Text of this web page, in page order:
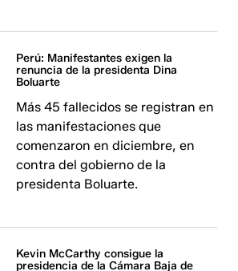
Perú: Manifestantes exigen la
renuncia de la presidenta Dina
Boluarte
Más 45 fallecidos se registran en
las manifestaciones que
comenzaron en diciembre, en
contra del gobierno de la
presidenta Boluarte.
Kevin McCarthy consigue la
presidencia de la Cámara Baja de